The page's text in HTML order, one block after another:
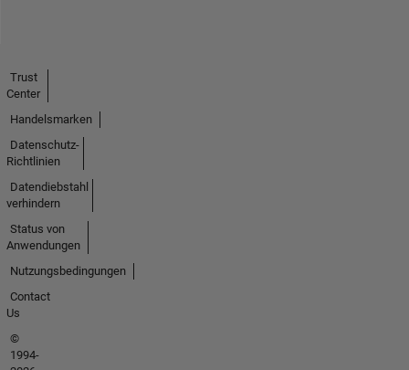
Trust
Center
Handelsmarken
Datenschutz-
Richtlinien
Datendiebstahl
verhindern
Status von
Anwendungen
Nutzungsbedingungen
Contact
Us
©
1994-